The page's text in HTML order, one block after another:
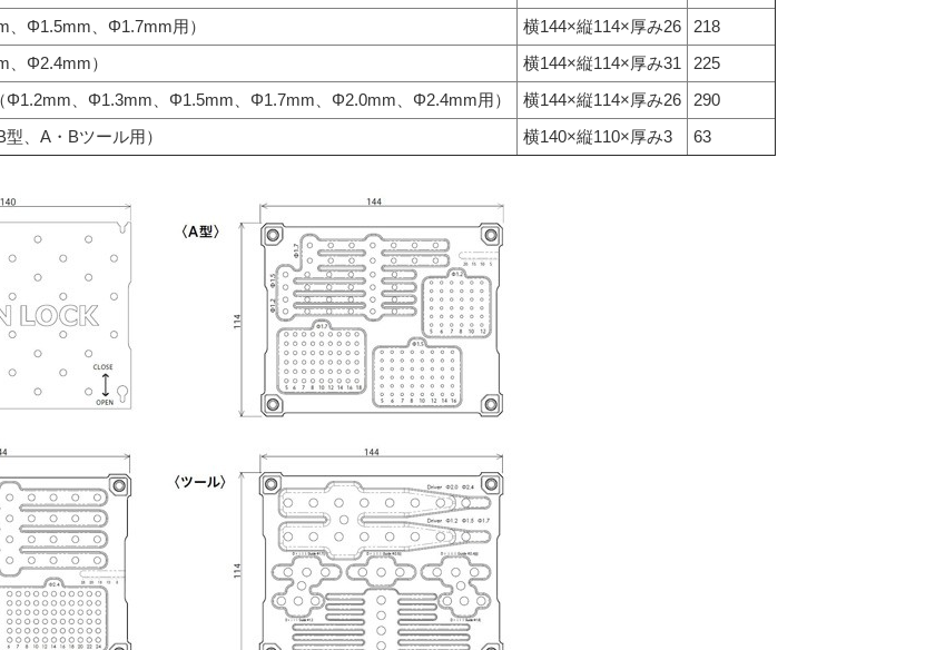
、Φ1.5mm、Φ1.7mm用） 横144×縦114×厚み26
218
、Φ2.4mm） 横144×縦114×厚み31
225
Φ1.2mm、Φ1.3mm、Φ1.5mm、Φ1.7mm、Φ2.0mm、Φ2.4mm用） 横144×縦114×厚み26
290
、A・Bツール用） 横140×縦110×厚み3 63